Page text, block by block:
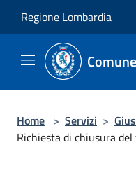
Regione Lombardia
Home > Servizi >
Richiesta di chiusura